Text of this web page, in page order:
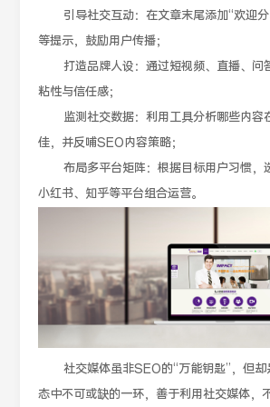
引导社交互动：在文章末尾添加“欢迎
等提示，鼓励用户传播；
打造品牌人设：通过短视频、直播、问
粘性与信任感；
监测社交数据：利用工具分析哪些内容
佳，并反哺SEO内容策略；
布局多平台矩阵：根据目标用户习惯，
小红书、知乎等平台组合运营。
社交媒体虽非SEO的“万能钥匙”，但
态中不可或缺的一环，善于利用社交媒体，